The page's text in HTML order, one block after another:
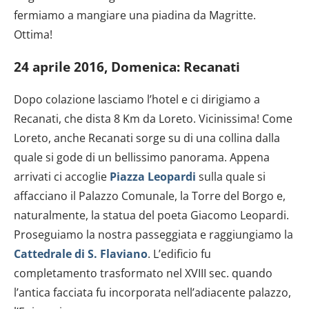
fermiamo a mangiare una piadina da Magritte.
Ottima!
24 aprile 2016, Domenica: Recanati
Dopo colazione lasciamo l’hotel e ci dirigiamo a
Recanati, che dista 8 Km da Loreto. Vicinissima! Come
Loreto, anche Recanati sorge su di una collina dalla
quale si gode di un bellissimo panorama. Appena
arrivati ci accoglie Piazza Leopardi sulla quale si
affacciano il Palazzo Comunale, la Torre del Borgo e,
naturalmente, la statua del poeta Giacomo Leopardi.
Proseguiamo la nostra passeggiata e raggiungiamo la
Cattedrale di S. Flaviano. L’edificio fu
completamento trasformato nel XVIII sec. quando
l’antica facciata fu incorporata nell’adiacente palazzo,